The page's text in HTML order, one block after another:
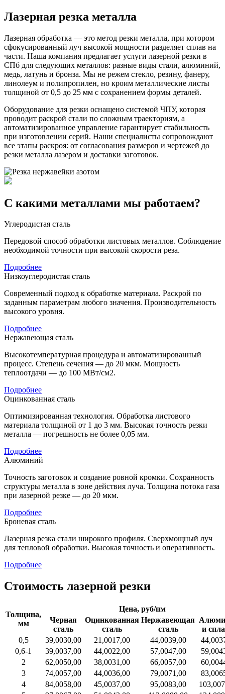
Лазерная резка металла
Лазерная обработка — это метод резки металла, при котором
сфокусированный луч высокой мощности разделяет сплав на
части. Наша компания предлагает услуги лазерной резки в
СПб для следующих металлов: разные виды стали, алюминий,
медь, латунь и бронза. Мы не режем стекло, резину, фанеру,
линолеум и полипропилен, но кроим металлические листы
толщиной от 0,5 до 25 мм с сохранением формы деталей.
Оборудование для резки оснащено системой ЧПУ, которая
проводит раскрой стали по сложным траекториям, а
автоматизированное управление гарантирует стабильность
при изготовлении серий. Наши специалисты сопровождают
все этапы раскроя: от согласования размеров и чертежей до
резки металла лазером и доставки заготовок.
С какими металлами мы работаем?
Углеродистая сталь
Передовой способ обработки листовых металлов. Соблюдение
необходимой точности при высокой скорости реза.
Подробнее
Низкоуглеродистая сталь
Современный подход к обработке материала. Раскрой по
заданным параметрам любого значения. Производительность
высокого уровня.
Подробнее
Нержавеющая сталь
Высокотемпературная процедура и автоматизированный
процесс. Степень сечения — до 20 мкм. Мощность
теплоотдачи — до 100 МВт/см2.
Подробнее
Оцинкованная сталь
Оптимизированная технология. Обработка листового
материала толщиной от 1 до 3 мм. Высокая точность резки
металла — погрешность не более 0,05 мм.
Подробнее
Алюминий
Точность заготовок и создание ровной кромки. Сохранность
структуры металла в зоне действия луча. Толщина потока газа
при лазерной резке — до 20 мкм.
Подробнее
Броневая сталь
Лазерная резка стали широкого профиля. Сверхмощный луч
для тепловой обработки. Высокая точность и оперативность.
Подробнее
Стоимость лазерной резки
Толщина,
мм
Цена, руб/пм
Черная
сталь
Оцинкованная
сталь
Нержавеющая
сталь
и
0,5
39,0030,00 21,0017,00 44,0039,00 44,00
0,6-1
39,0037,00 44,0022,00 57,0047,00 59,00
2
62,0050,00 38,0031,00 66,0057,00 60,00
3
74,0057,00 44,0036,00 79,0071,00 83,00
4
84,0058,00 45,0037,00 95,0083,00 103,00